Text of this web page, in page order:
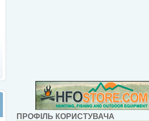
ПРОФІЛЬ КОРИСТУВАЧА